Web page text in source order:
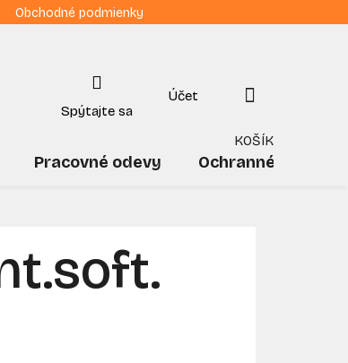
Obchodné podmienky
NÁKUPNÝ
KOŠÍK
Pracovné odevy Ochranné